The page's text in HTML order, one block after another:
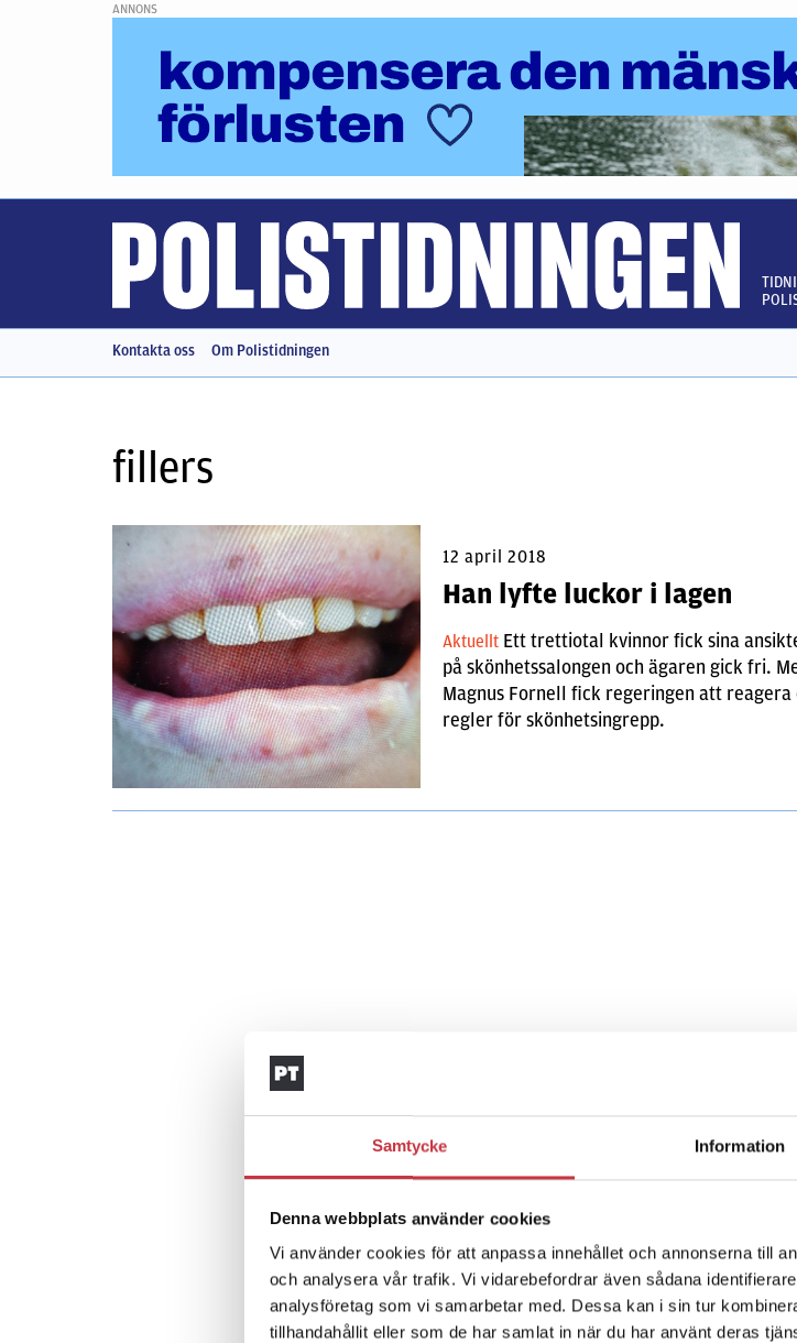
Samtycke Information
Denna webbplats använder cookies
Vi använder cookies för att anpassa innehållet och annonserna till
och analysera vår trafik. Vi vidarebefordrar även sådana
analysföretag som vi samarbetar med. Dessa kan i sin tur
tillhandahållit eller som de har samlat in när du har använt deras
ANNONS
Kontakta oss Om Polistidningen
fillers
12 april 2018
Han lyfte luckor i lagen
Aktuellt Ett trettiotal kvinnor fick sina
på skönhetssalongen och ägaren gick fri.
Magnus Fornell fick regeringen att reagera
regler för skönhetsingrepp.